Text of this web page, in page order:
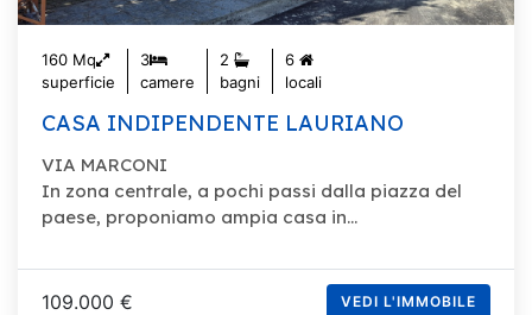
160 Mq
superficie
3
camere
2
bagni
6
locali
CASA INDIPENDENTE LAURIANO
VIA MARCONI
In zona centrale, a pochi passi dalla piazza del
paese, proponiamo ampia casa in...
109.000 € VEDI L'IMMOBILE